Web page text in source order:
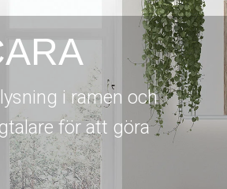
i ramen och
för att göra